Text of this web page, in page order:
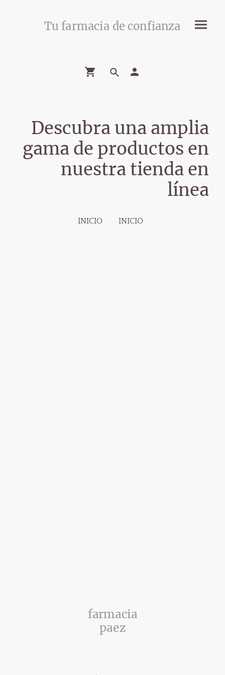
Tu farmacia de confianza
Descubra una amplia
gama de productos en
nuestra tienda en
línea
INICIO INICIO
farmacia
paez